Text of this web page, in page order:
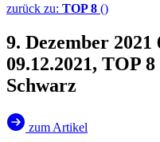
zurück zu: TOP 8 ()
9. Dezember 2021
09.12.2021, TOP
Schwarz
zum Artikel